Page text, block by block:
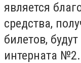
является
средства,
билетов,
интерната №2.